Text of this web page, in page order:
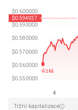
Naposledy aktualizováno:
Historické maximum
Tržní kapitalizace